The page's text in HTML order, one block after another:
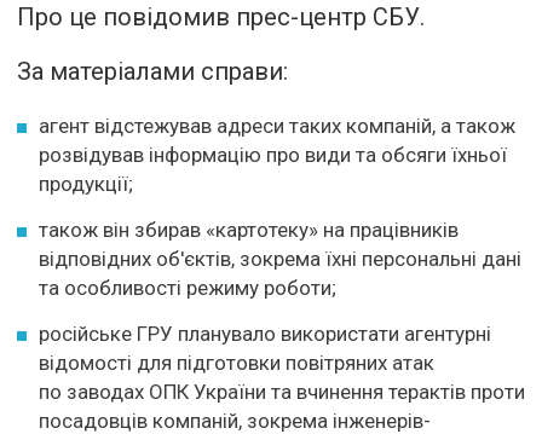
Про це повідомив прес-центр СБУ.
За матеріалами справи:
агент відстежував адреси таких компаній, а також
розвідував інформацію про види та обсяги їхньої
продукції;
також він збирав «картотеку» на працівників
відповідних об'єктів, зокрема їхні персональні дані
та особливості режиму роботи;
російське ГРУ планувало використати агентурні
відомості для підготовки повітряних атак
по заводах ОПК України та вчинення терактів проти
посадовців компаній, зокрема інженерів-